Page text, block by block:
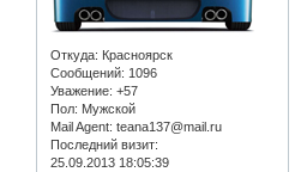
Откуда: Красноярск
Сообщений: 1096
Уважение: +57
Пол: Мужской
Mail Agent: teana137@mail.ru
Последний визит:
25.09.2013 18:05:39